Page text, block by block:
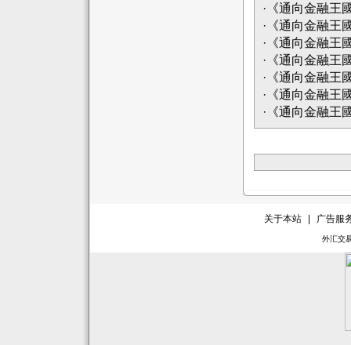
· 《通向金融王
· 《通向金融王
· 《通向金融王
· 《通向金融王
· 《通向金融王
· 《通向金融王
· 《通向金融王
关于本站 广告服
外汇交